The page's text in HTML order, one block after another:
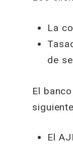
La
de
El
El